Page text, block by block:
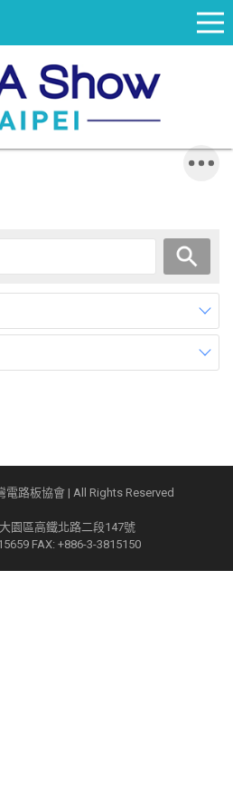
電路板協會 | All Rights Reserved
園區高鐵北路二段147號
FAX: +886-3-3815150